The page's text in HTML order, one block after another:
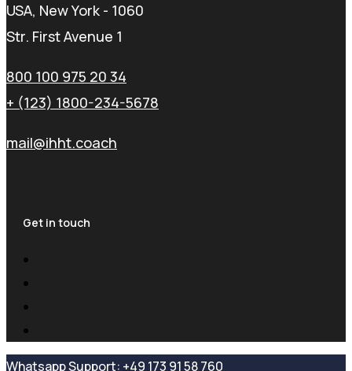
USA, New York - 1060
Str. First Avenue 1
800 100 975 20 34
+ (123) 1800-234-5678
mail@ihht.coach
Get in touch
Whatsapp Support: +49 173 91 58 760